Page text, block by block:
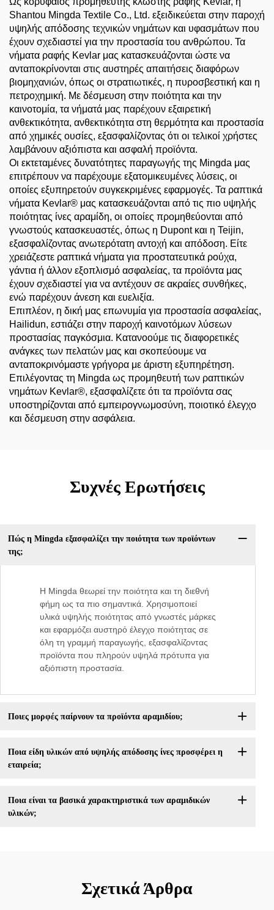
Shantou Mingda Textile Co., Ltd. εξειδικεύεται στην παροχή
υψηλής απόδοσης τεχνικών νημάτων και υφασμάτων που
έχουν σχεδιαστεί για την προστασία του ανθρώπου. Τα
νήματα ραφής Kevlar μας κατασκευάζονται ώστε να
ανταποκρίνονται στις αυστηρές απαιτήσεις διαφόρων
βιομηχανιών, όπως οι στρατιωτικές, η πυροσβεστική και η
πετροχημική. Με δέσμευση στην ποιότητα και την
καινοτομία, τα νήματά μας παρέχουν εξαιρετική
ανθεκτικότητα, ανθεκτικότητα στη θερμότητα και προστασία
από χημικές ουσίες, εξασφαλίζοντας ότι οι τελικοί χρήστες
λαμβάνουν αξιόπιστα και ασφαλή προϊόντα.
Οι εκτεταμένες δυνατότητες παραγωγής της Mingda μας
επιτρέπουν να παρέχουμε εξατομικευμένες λύσεις, οι
οποίες εξυπηρετούν συγκεκριμένες εφαρμογές. Τα ραπτικά
νήματα Kevlar® μας κατασκευάζονται από τις πιο υψηλής
ποιότητας ίνες αραμίδη, οι οποίες προμηθεύονται από
γνωστούς κατασκευαστές, όπως η Dupont και η Teijin,
εξασφαλίζοντας ανωτερότατη αντοχή και απόδοση. Είτε
χρειάζεστε ραπτικά νήματα για προστατευτικά ρούχα,
γάντια ή άλλον εξοπλισμό ασφαλείας, τα προϊόντα μας
έχουν σχεδιαστεί για να αντέχουν σε ακραίες συνθήκες,
ενώ παρέχουν άνεση και ευελιξία.
Επιπλέον, η δική μας επωνυμία για προστασία ασφαλείας,
Hailidun, εστιάζει στην παροχή καινοτόμων λύσεων
προστασίας παγκόσμια. Κατανοούμε τις διαφορετικές
ανάγκες των πελατών μας και σκοπεύουμε να
ανταποκρινόμαστε γρήγορα με άριστη εξυπηρέτηση.
Επιλέγοντας τη Mingda ως προμηθευτή των ραπτικών
νημάτων Kevlar®, εξασφαλίζετε ότι τα προϊόντα σας
υποστηρίζονται από εμπειρογνωμοσύνη, ποιοτικό έλεγχο
και δέσμευση στην ασφάλεια.
Συχνές Ερωτήσεις
Πώς η Mingda εξασφαλίζει την ποιότητα των προϊόντων
της;
Η Mingda θεωρεί την ποιότητα και τη διεθνή
φήμη ως τα πιο σημαντικά. Χρησιμοποιεί
υλικά υψηλής ποιότητας από γνωστές μάρκες
και εφαρμόζει αυστηρό έλεγχο ποιότητας σε
όλη τη γραμμή παραγωγής, εξασφαλίζοντας
προϊόντα που πληρούν υψηλά πρότυπα για
αξιόπιστη προστασία.
Ποιες μορφές παίρνουν τα προϊόντα αραμιδίου;
Ποια είδη υλικών από υψηλής απόδοσης ίνες προσφέρει η
εταιρεία;
Ποια είναι τα βασικά χαρακτηριστικά των αραμιδικών
υλικών;
Σχετικά Άρθρα